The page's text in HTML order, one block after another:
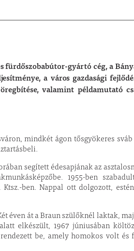
fürdőszobabútor-gyártó cég, a
a város gazdasági
valamint példamutató
mindkét ágon tősgyökeres sváb
segített édesapjának az
1955-ben
ben. Nappal ott dolgozott,
éven át a Braun szülőknél laktak,
elkészült, 1967 júniusában
be, amely homokos volt és